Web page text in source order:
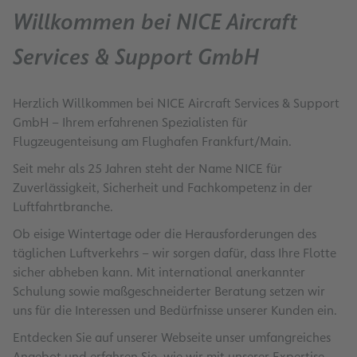
Willkommen bei NICE Aircraft
Services & Support GmbH
Herzlich Willkommen bei NICE Aircraft Services & Support
GmbH – Ihrem erfahrenen Spezialisten für
Flugzeugenteisung am Flughafen Frankfurt/Main.
Seit mehr als 25 Jahren steht der Name NICE für
Zuverlässigkeit, Sicherheit und Fachkompetenz in der
Luftfahrtbranche.
Ob eisige Wintertage oder die Herausforderungen des
täglichen Luftverkehrs – wir sorgen dafür, dass Ihre Flotte
sicher abheben kann. Mit international anerkannter
Schulung sowie maßgeschneiderter Beratung setzen wir
uns für die Interessen und Bedürfnisse unserer Kunden ein.
Entdecken Sie auf unserer Webseite unser umfangreiches